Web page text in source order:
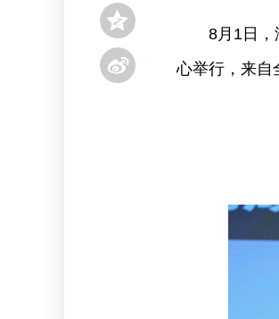
8月1日，
心举行，来自